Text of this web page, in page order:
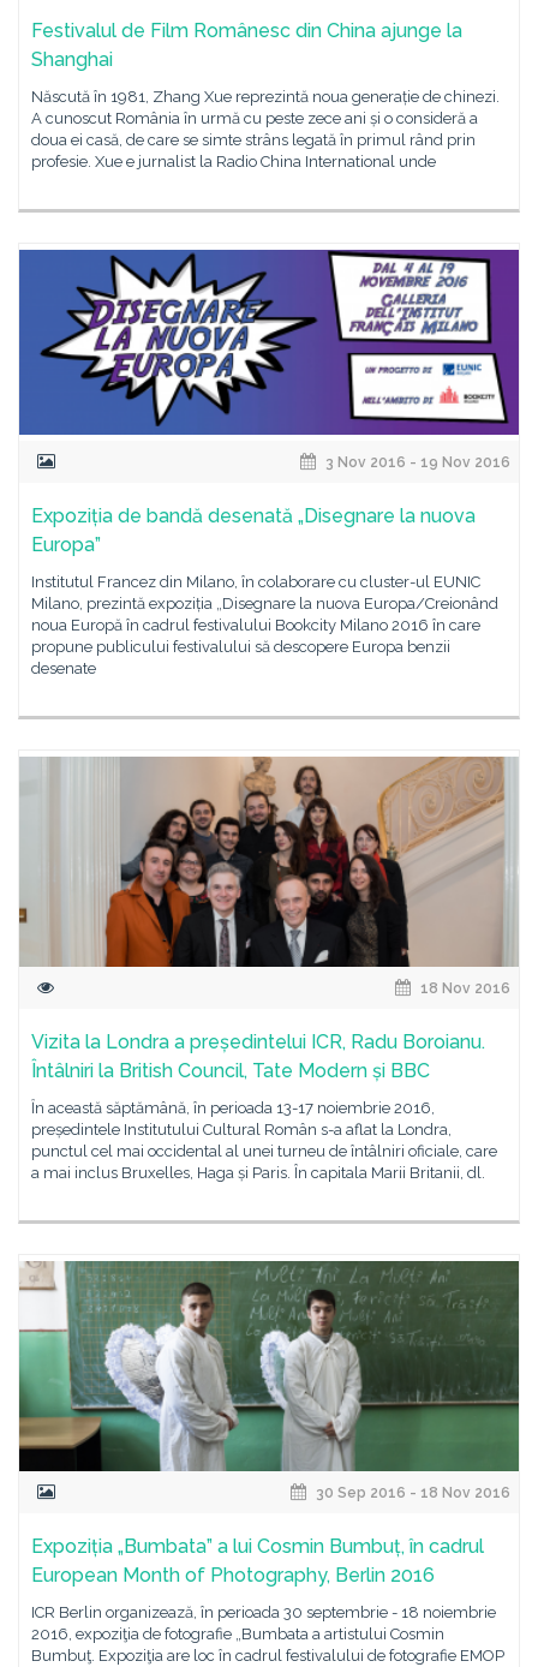
Festivalul de Film Românesc din China ajunge la
Shanghai
Născută în 1981, Zhang Xue reprezintă noua generație de chinezi.
A cunoscut România în urmă cu peste zece ani și o consideră a
doua ei casă, de care se simte strâns legată în primul rând prin
profesie. Xue e jurnalist la Radio China International unde
3 Nov 2016 - 19 Nov 2016
Expoziția de bandă desenată „Disegnare la nuova
Europa”
Institutul Francez din Milano, în colaborare cu cluster-ul EUNIC
Milano, prezintă expoziția „Disegnare la nuova Europa/Creionând
noua Europă în cadrul festivalului Bookcity Milano 2016 în care
propune publicului festivalului să descopere Europa benzii
desenate
18 Nov 2016
Vizita la Londra a președintelui ICR, Radu Boroianu.
Întâlniri la British Council, Tate Modern și BBC
Ȋn această săptămână, în perioada 13-17 noiembrie 2016,
președintele Institutului Cultural Român s-a aflat la Londra,
punctul cel mai occidental al unei turneu de întâlniri oficiale, care
a mai inclus Bruxelles, Haga și Paris. În capitala Marii Britanii, dl.
30 Sep 2016 - 18 Nov 2016
Expoziția „Bumbata” a lui Cosmin Bumbuț, în cadrul
European Month of Photography, Berlin 2016
ICR Berlin organizează, în perioada 30 septembrie - 18 noiembrie
2016, expoziţia de fotografie „Bumbata a artistului Cosmin
Bumbuţ. Expoziţia are loc în cadrul festivalului de fotografie EMOP